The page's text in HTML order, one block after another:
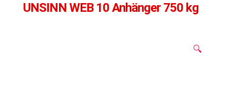
UNSINN WEB 10 Anhänger 750 kg
🔍